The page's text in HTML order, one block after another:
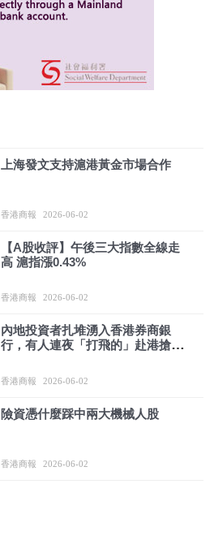
上海發文支持滬港黃金市場合作
香港商報 2026-06-02
【A股收評】午後三大指數全線走
高 滬指漲0.43%
香港商報 2026-06-02
內地投資者扎堆湧入香港券商銀
行，有人連夜「打飛的」赴港搶開
簽資金來源聲明，確認為內地以外
合法來源
香港商報 2026-06-02
險資憑什麼踩中兩大機械人股
香港商報 2026-06-02